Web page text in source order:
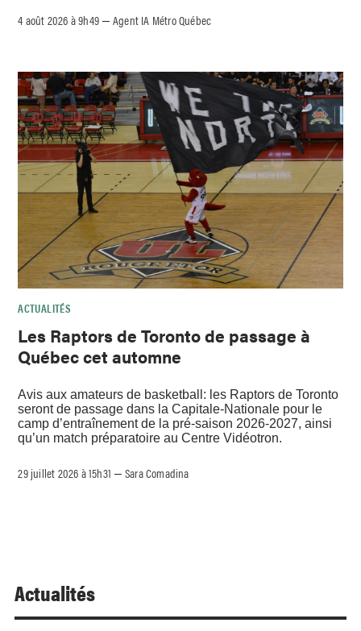
4 août 2026 à 9h49 –Agent IA Métro Québec
ACTUALITÉS
Les Raptors de Toronto de passage à
Québec cet automne
Avis aux amateurs de basketball: les Raptors de Toronto
seront de passage dans la Capitale-Nationale pour le
camp d’entraînement de la pré-saison 2026-2027, ainsi
qu’un match préparatoire au Centre Vidéotron.
29 juillet 2026 à 15h31 –Sara Comadina
Actualités